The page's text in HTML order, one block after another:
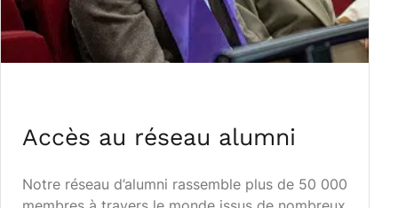
Accès au réseau alumni
Notre réseau d’alumni rassemble plus de 50 000